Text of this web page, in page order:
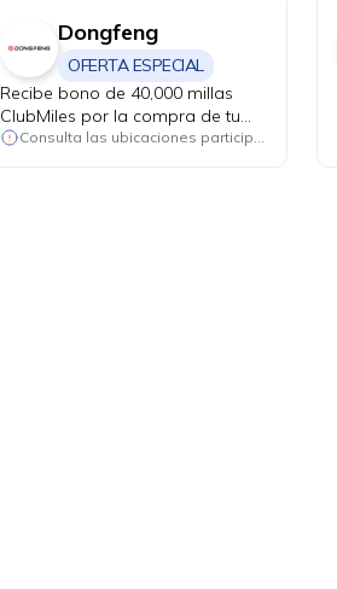
Dongfeng
OFERTA ESPECIAL
Recibe bono de 40,000 millas
ClubMiles por la compra de tu
nuevo Dongfeng Paladin y Z9
Consulta las ubicaciones participantes